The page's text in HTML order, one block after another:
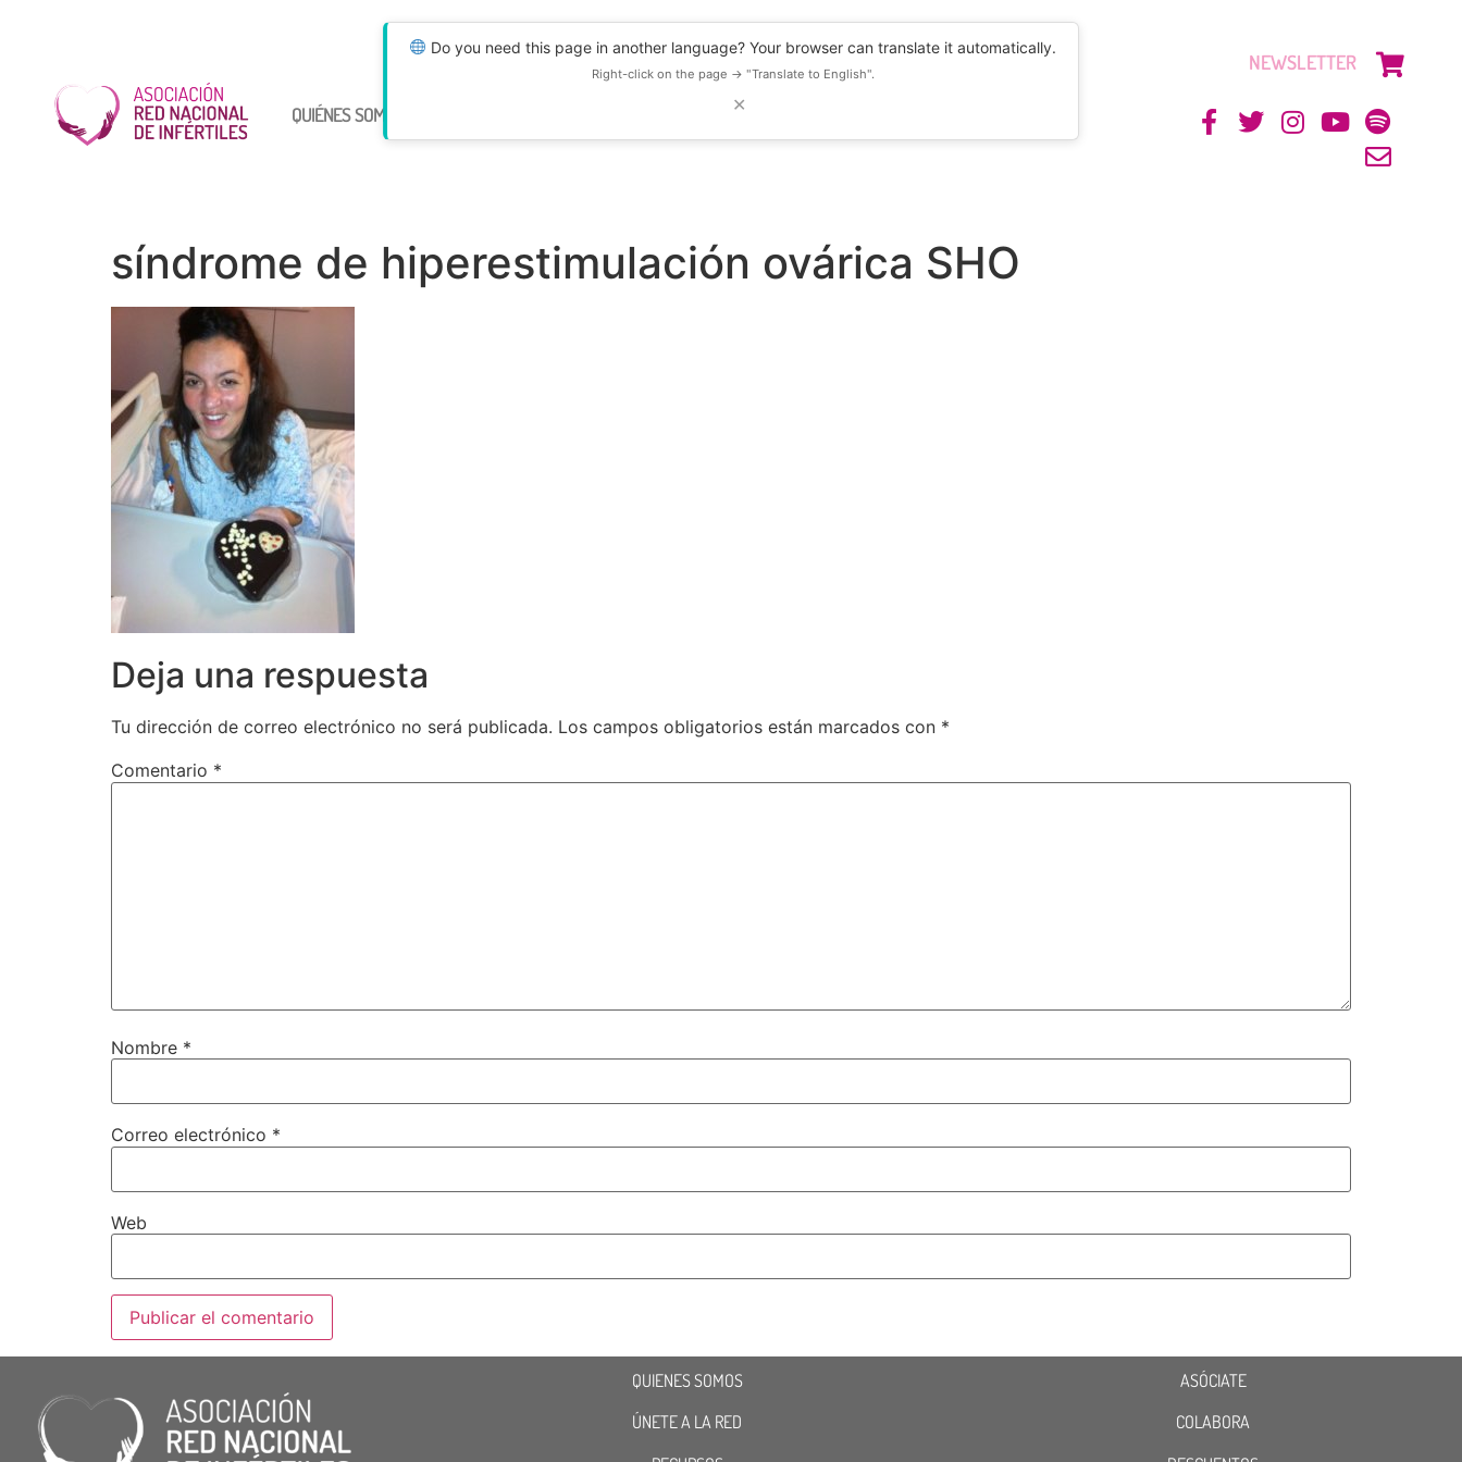
Do you need this page in another language? Your browser can translate it automatically.
Right-click on the page → "Translate to English".
✕
QUIÉNES SOMOS RECURSOS
NEWSLETTER
síndrome de hiperestimulación ovárica SHO
Deja una respuesta
Tu dirección de correo electrónico no será publicada. Los campos obligatorios están marcados con *
Comentario *
Nombre *
Correo electrónico *
Web
QUIENES SOMOS
ÚNETE A LA RED
ASÓCIATE
COLABORA